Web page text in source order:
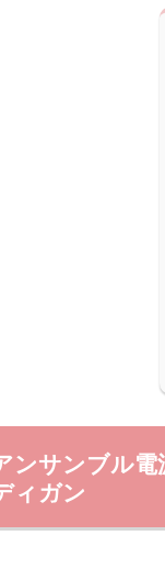
ンサンブル電
ィガン